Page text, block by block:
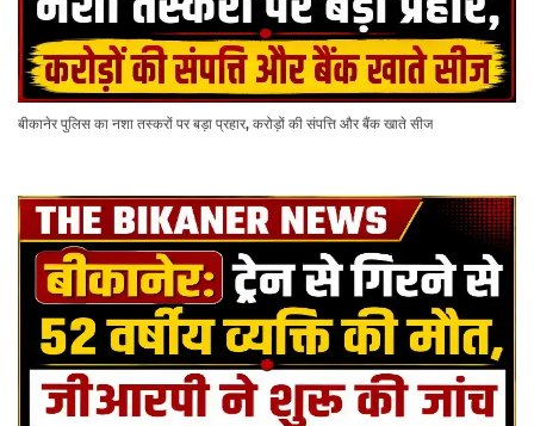
बीकानेर पुलिस का नशा तस्करों पर बड़ा प्रहार, करोड़ों की संपत्ति और बैंक खाते सीज